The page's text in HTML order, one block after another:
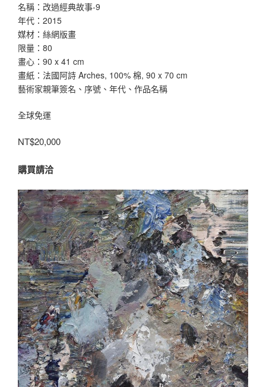
名稱：改過經典故事-9
年代：2015
媒材：絲網版畫
限量：80
畫心：90 x 41 cm
畫紙：法國阿詩 Arches, 100% 棉, 90 x 70 cm
藝術家親筆簽名、序號、年代、作品名稱
全球免運
NT$20,000
購買請洽